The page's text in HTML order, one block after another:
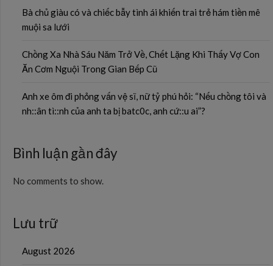
Bà chủ giàu có và chiếc bẫy tình ái khiến trai trẻ hám tiền mê
muội sa lưới
Chồng Xa Nhà Sáu Năm Trở Về, Chết Lặng Khi Thấy Vợ Con
Ăn Cơm Nguội Trong Gian Bếp Cũ
Anh xe ôm đi phỏng vấn vệ sĩ, nữ tỷ phú hỏi: “Nếu chồng tôi và
nh::ân tì::nh của anh ta bị batc0c, anh cứ::u ai”?
Bình luận gần đây
No comments to show.
Lưu trữ
August 2026